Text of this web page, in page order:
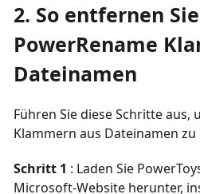
2. So entfernen
PowerRename
Dateinamen
Führen Sie diese Schritte aus,
Klammern aus Dateinamen
Schritt 1 : Laden Sie
Microsoft-Website herunter,